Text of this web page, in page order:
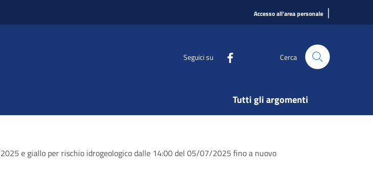
Accesso all'area personale |
Seguici su Cerca
Tutti gli argomenti
e giallo per rischio idrogeologico dalle 14:00 del 05/07/2025 fino a nuovo